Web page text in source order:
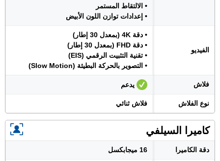
• الالتقاط المستمر
• إعدادات توازن اللون الأبيض
الفيديو
• دقة 4K (بمعدل 30 إطار)
• دقة FHD (بمعدل 30 إطار)
• تقنية التثبيت الرقمي (EIS)
• التصوير بالحركة البطيئة (Slow Motion)
فلاش يدعم
نوع الفلاش فلاش ثنائي
كاميرا السيلفي
دقة الكاميرا 16 ميجابكسل